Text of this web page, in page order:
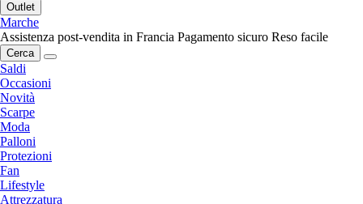
Outlet
Marche
Assistenza post-vendita in Francia Pagamento sicuro Reso facile
Cerca
Saldi
Occasioni
Novità
Scarpe
Moda
Palloni
Protezioni
Fan
Lifestyle
Attrezzatura